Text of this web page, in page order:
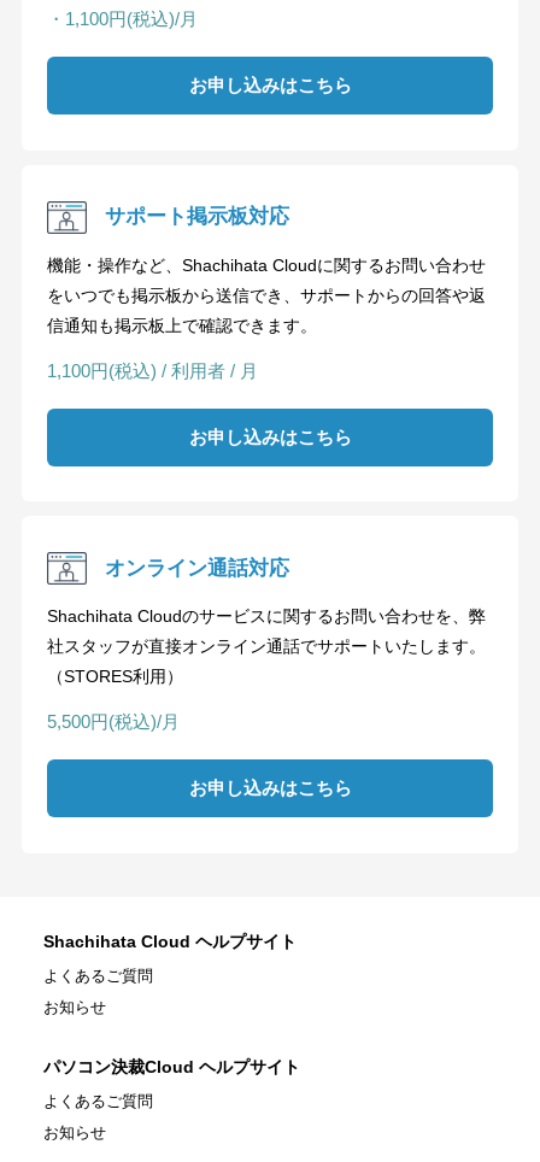
・1,100円(税込)/月
お申し込みはこちら
サポート掲示板対応
機能・操作など、Shachihata Cloudに関するお問い合わせ
をいつでも掲示板から送信でき、サポートからの回答や返
信通知も掲示板上で確認できます。
1,100円(税込) / 利用者 / 月
お申し込みはこちら
オンライン通話対応
Shachihata Cloudのサービスに関するお問い合わせを、弊
社スタッフが直接オンライン通話でサポートいたします。
（STORES利用）
5,500円(税込)/月
お申し込みはこちら
Shachihata Cloud ヘルプサイト
よくあるご質問
お知らせ
パソコン決裁Cloud ヘルプサイト
よくあるご質問
お知らせ